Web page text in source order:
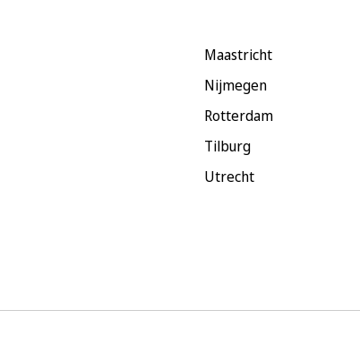
Maastricht
Nijmegen
Rotterdam
Tilburg
Utrecht